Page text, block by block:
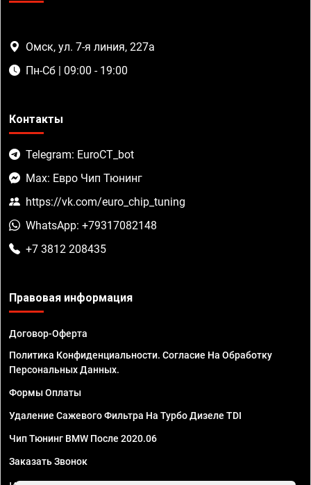
Омск, ул. 7-я линия, 227а
Пн-Сб | 09:00 - 19:00
Контакты
Telegram: EuroCT_bot
Max: Евро Чип Тюнинг
https://vk.com/euro_chip_tuning
WhatsApp: +79317082148
+7 3812 208435
Правовая информация
Договор-Оферта
Политика Конфиденциальности. Согласие На Обработку
Персональных Данных.
Формы Оплаты
Удаление Сажевого Фильтра На Турбо Дизеле TDI
Чип Тюнинг BMW После 2020.06
Заказать Звонок